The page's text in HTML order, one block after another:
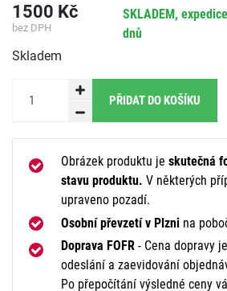
1500 Kč
bez DPH
SKLADEM,
dnů
Skladem
PŘIDAT DO KOŠÍKU
Obrázek produktu je skutečná
stavu produktu. V některých
upraveno pozadí.
Osobní převzetí v Plzni na
Doprava FOFR - Cena dopravy
odeslání a zaevidování
Po přepočítání výsledné ceny